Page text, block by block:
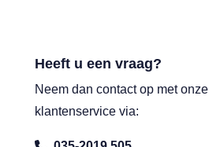
Heeft u een vraag?
Neem dan contact op met onze
klantenservice via: